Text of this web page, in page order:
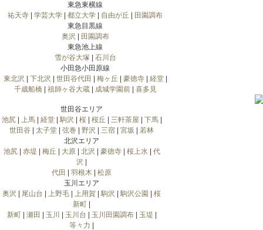
東急東横線
祐天寺
学芸大学 都立大学 自由が丘
田園調布
東急目黒線
奥沢
田園調布
東急池上線
雪が谷大塚| 石川台
小田急小田原線
東北沢
下北沢 世田谷代田 梅ヶ丘 豪徳寺| 経堂|
千歳船橋| 祖師ヶ谷大蔵| 成城学園前| 喜多見
世田谷エリア
池尻| 上馬| 経堂| 駒沢 桜| 桜丘 三軒茶屋 下馬|
世田谷
太子堂 弦巻 野沢 三宿 宮坂
若林
北沢エリア
池尻| 赤堤 梅丘 大原| 北沢 豪徳寺| 桜上水| 代
沢
代田
羽根木
松原
玉川エリア
奥沢
尾山台 上野毛 上用賀 駒沢 駒沢公園
桜
新町
新町| 瀬田 玉川 玉川台 玉川田園調布| 玉堤
等々力